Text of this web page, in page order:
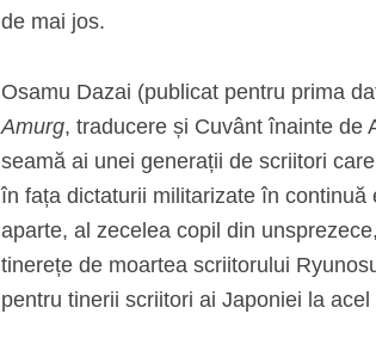
de mai jos.
Osamu Dazai (publicat pentru prima
Amurg, traducere și Cuvânt înainte de
seamă ai unei generații de scriitori
în fața dictaturii militarizate în
aparte, al zecelea copil din
tinerețe de moartea scriitorului
pentru tinerii scriitori ai Japoniei la acel